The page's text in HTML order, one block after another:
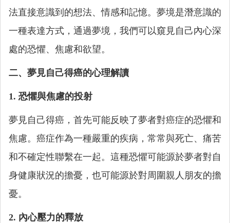
法直接意識到的想法、情感和記憶。夢境是潛意識的
一種表達方式，通過夢境，我們可以窺見自己內心深
處的恐懼、焦慮和欲望。
二、夢見自己得癌的心理解讀
1. 恐懼與焦慮的投射
夢見自己得癌，首先可能反映了夢者對癌症的恐懼和
焦慮。癌症作為一種嚴重的疾病，常常與死亡、痛苦
和不確定性聯繫在一起。這種恐懼可能源於夢者對自
身健康狀況的擔憂，也可能源於對周圍親人朋友的擔
憂。
2. 內心壓力的釋放